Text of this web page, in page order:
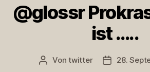
@glossr
ist …..
Beitragsautor
Vontwitter
28.